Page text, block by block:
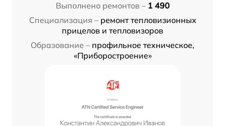
Выполнено ремонтов – 1 490
Специализация – ремонт тепловизионных
прицелов и тепловизоров
Образование – профильное техническое,
«Приборостроение»